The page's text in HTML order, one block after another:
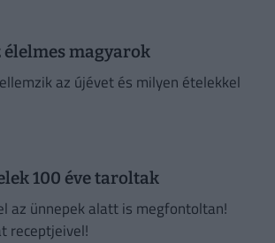
élelmes magyarok
az újévet és milyen ételekkel
100 éve taroltak
az ünnepek alatt is megfontoltan!
receptjeivel!